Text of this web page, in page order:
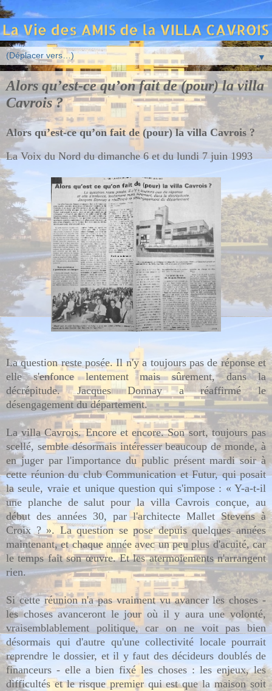
▼
Alors qu’est-ce qu’on fait de (pour) la villa
Cavrois ?
Alors qu’est-ce qu’on fait de (pour) la villa Cavrois ?
La Voix du Nord du dimanche 6 et du lundi 7 juin 1993
La question reste posée. Il n'y a toujours pas de réponse et
elle s'enfonce lentement mais sûrement, dans la
décrépitude. Jacques Donnay a réaffirmé le
désengagement du département.
La villa Cavrois. Encore et encore. Son sort, toujours pas
scellé, semble désormais intéresser beaucoup de monde, à
en juger par l'importance du public présent mardi soir à
cette réunion du club Communication et Futur, qui posait
la seule, vraie et unique question qui s'impose : « Y-a-t-il
une planche de salut pour la villa Cavrois conçue, au
début des années 30, par l'architecte Mallet Stevens à
Croix ? ». La question se pose depuis quelques années
maintenant, et chaque année avec un peu plus d'acuité, car
le temps fait son œuvre. Et les atermoiements n'arrangent
rien.
Si cette réunion n'a pas vraiment vu avancer les choses -
les choses avanceront le jour où il y aura une volonté,
vraisemblablement politique, car on ne voit pas bien
désormais qui d'autre qu'une collectivité locale pourrait
reprendre le dossier, et il y faut des décideurs doublés de
financeurs - elle a bien fixé les choses : les enjeux, les
difficultés et le risque premier qui est que la maison soit